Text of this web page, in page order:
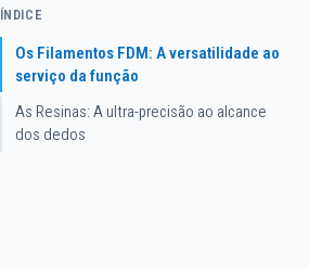
ÍNDICE
Os Filamentos FDM: A versatilidade ao
serviço da função
As Resinas: A ultra-precisão ao alcance
dos dedos